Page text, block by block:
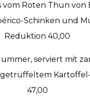
vom Roten Thun von
Schinken und
Reduktion 40,00
serviert mit
getrüffeltem
47,00